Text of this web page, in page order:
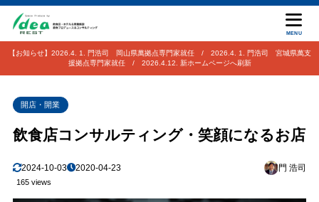
MENU
【お知らせ】2026.4. 1. 門浩司 岡山県萬拠点専門家就任 / 2026.4. 1. 門浩司 宮城県萬支
援拠点専門家就任 / 2026.4.12. 新ホームページへ刷新
開店・開業
飲食店コンサルティング・笑顔になるお店
2024-10-03 2020-04-23 門 浩司
165 views